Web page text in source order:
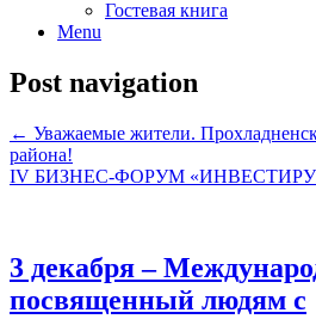
Гостевая книга
Menu
Post navigation
← Уважаемые жители.
района!
IV БИЗНЕС-ФОРУМ
3 декабря –
посвященный людям с